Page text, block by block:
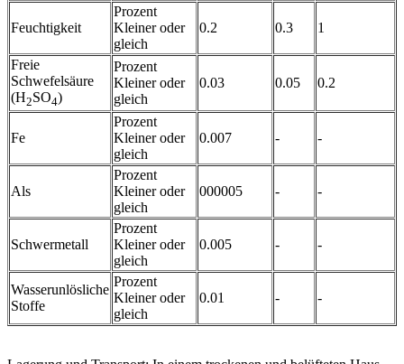
Feuchtigkeit
Prozent
Kleiner oder
gleich
0.2 0.3 1
Freie
Schwefelsäure
(H2SO4)
Prozent
Kleiner oder
gleich
0.03 0.05 0.2
Fe
Prozent
Kleiner oder
gleich
0.007 - -
Als
Prozent
Kleiner oder
gleich
000005 - -
Schwermetall
Prozent
Kleiner oder
gleich
0.005 - -
Wasserunlösliche
Stoffe
Prozent
Kleiner oder
gleich
0.01 - -